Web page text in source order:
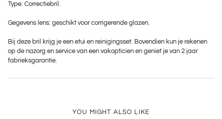
Type: Correctiebril.
Gegevens lens: geschikt voor corrigerende glazen.
Bij deze bril krijg je een etui en reinigingsset. Bovendien kun je rekenen
op de nazorg en service van een vakopticien en geniet je van 2 jaar
fabrieksgarantie.
YOU MIGHT ALSO LIKE